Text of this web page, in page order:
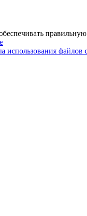
правильную
использования файлов